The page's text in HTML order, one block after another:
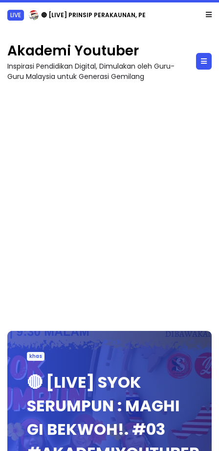
LIVE 🔴 [LIVE] PRINSIP PERAKAUNAN, PECUT SKOR SOALAN 1 TRIAL OLEH CIKGU WAN...
Akademi Youtuber
Inspirasi Pendidikan Digital, Dimulakan oleh Guru-
Guru Malaysia untuk Generasi Gemilang
khas
🔴 [LIVE] SYOK
SERUMPUN : MAGHI
GI BEKWOH!. #03